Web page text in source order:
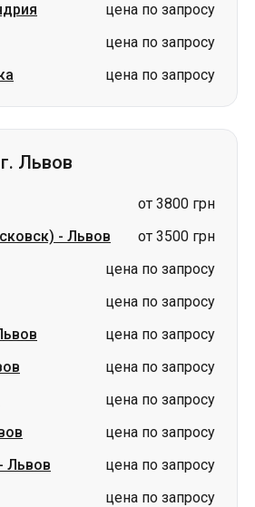
цена по запросу
цена по запросу
цена по запросу
Львов
от 3800 грн
- Львов
от 3500 грн
цена по запросу
цена по запросу
цена по запросу
цена по запросу
цена по запросу
цена по запросу
- Львов
цена по запросу
цена по запросу